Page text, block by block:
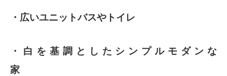
・広いユニットバスやトイレ
・白を基調としたシンプルモダンな
家